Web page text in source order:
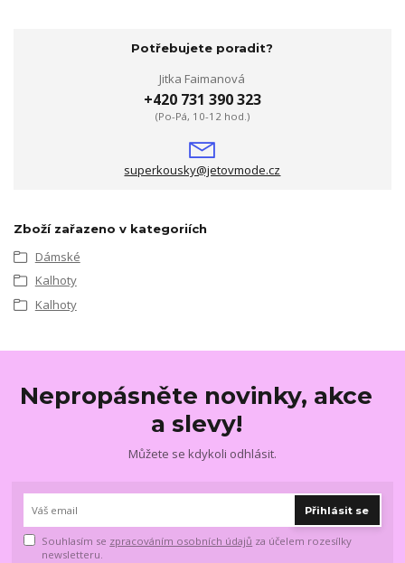
Potřebujete poradit?
Jitka Faimanová
+420 731 390 323
(Po-Pá, 10-12 hod.)
superkousky@jetovmode.cz
Zboží zařazeno v kategoriích
Dámské
Kalhoty
Kalhoty
Nepropásněte novinky, akce
a slevy!
Můžete se kdykoli odhlásit.
Přihlásit se
Souhlasím se zpracováním osobních údajů za účelem rozesílky
newsletteru.